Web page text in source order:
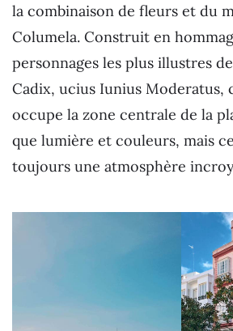
la combinaison de fleurs et du
Columela. Construit en
personnages les plus illustres
Cadix, ucius Iunius Moderatus,
occupe la zone centrale de la
que lumière et couleurs, mais
toujours une atmosphère